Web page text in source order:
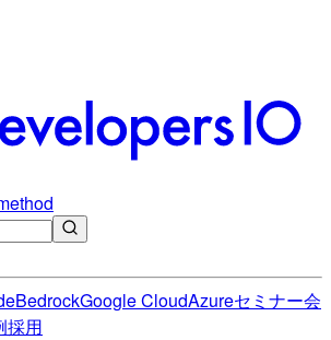
BedrockGoogle CloudAzureセミナー会
採用